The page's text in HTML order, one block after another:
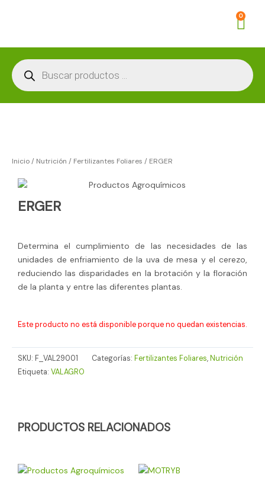
0
Búsqueda
de
productos
Inicio/ Nutrición / Fertilizantes Foliares / ERGER
ERGER
Determina el cumplimiento de las necesidades de las
unidades de enfriamiento de la uva de mesa y el cerezo,
reduciendo las disparidades en la brotación y la floración
de la planta y entre las diferentes plantas.
Este producto no está disponible porque no quedan existencias.
SKU: F_VAL29001 Categorías: Fertilizantes Foliares, Nutrición
Etiqueta: VALAGRO
PRODUCTOS RELACIONADOS